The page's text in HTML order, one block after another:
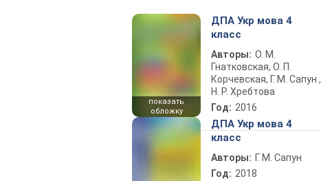
показать
обложку
ДПА Укр мова 4
класс
Авторы: О. М.
Гнатковская, О. П.
Корчевская, Г. М. Сапун ,
Н. Р. Хребтова
Год: 2016
ДПА Укр мова 4
класс
Авторы: Г. М. Сапун
Год: 2018